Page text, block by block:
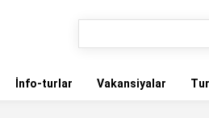
İnfo-turlar Vakansiyalar